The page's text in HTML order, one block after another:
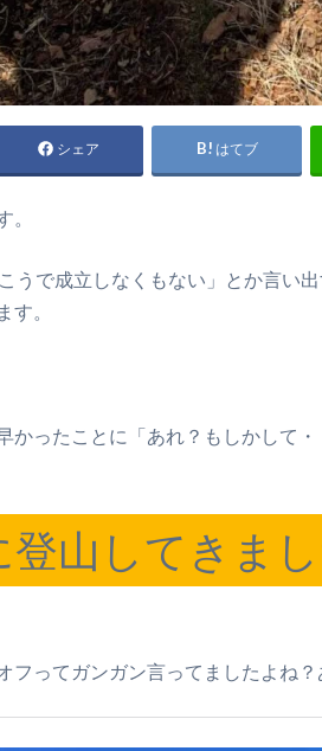
シェア はてブ
。
うで成立しなくもない」とか言い
す。
かったことに「あれ？もしかして
山してきまし
フってガンガン言ってましたよね？